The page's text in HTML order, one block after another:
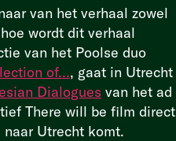
van het verhaal zowel
wordt dit verhaal
van het Poolse duo
of…, gaat in Utrecht
Dialogues van het ad
There will be film direct
Utrecht komt.